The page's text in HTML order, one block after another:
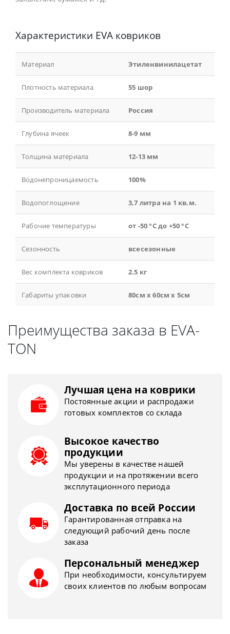
Характеристики EVA ковриков
Материал Этиленвинилацетат
Плотность материала 55 шор
Производитель материала Россия
Глубина ячеек 8-9 мм
Толщина материала 12-13 мм
Водонепроницаемость 100%
Водопоглощение 3,7 литра на 1 кв.м.
Рабочие температуры от -50 °С до +50 °С
Сезонность всесезонные
Вес комплекта ковриков 2.5 кг
Габариты упаковки 80см x 60см x 5см
Преимущества заказа в EVA-
TON
Лучшая цена на коврики
Постоянные акции и распродажи
готовых комплектов со склада
Высокое качество
продукции
Мы уверены в качестве нашей
продукции и на протяжении всего
эксплутационного периода
Доставка по всей России
Гарантированная отправка на
следующий рабочий день после
заказа
Персональный менеджер
При необходимости, консультируем
своих клиентов по любым вопросам